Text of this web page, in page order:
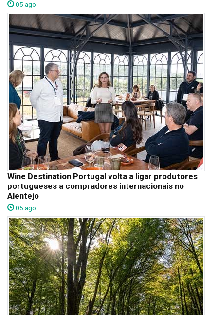
05 ago
Wine Destination Portugal volta a ligar produtores
portugueses a compradores internacionais no
Alentejo
05 ago